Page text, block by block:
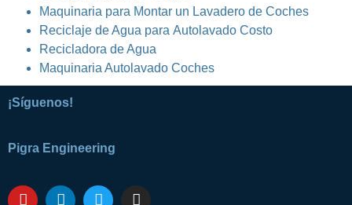
Maquinaria para Montar un Lavadero de Coches
Reciclaje de Agua para Autolavado Costo
Recicladora de Agua
Maquinaria Autolavado Coches
¡Síguenos!
Pigra Engineering